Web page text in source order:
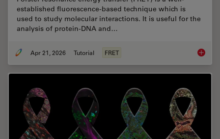
established fluorescence-based technique which is
used to study molecular interactions. It is useful for the
analysis of protein-DNA and…
Apr 21, 2026 Tutorial FRET What is